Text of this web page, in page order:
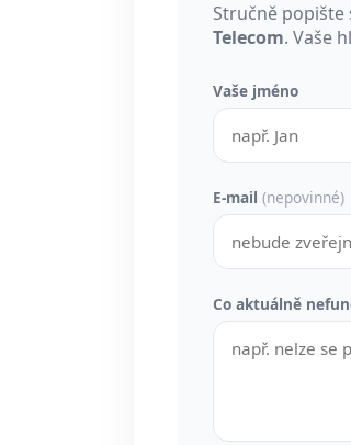
Stručně popište
Telecom. Vaše
Vaše jméno
E-mail (nepovinné)
Co aktuálně